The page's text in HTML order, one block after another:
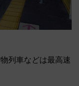
列車などは最高速